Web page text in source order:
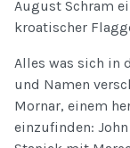
August Schram
kroatischer
Alles was sich in
und Namen
Mornar, einem
einzufinden: